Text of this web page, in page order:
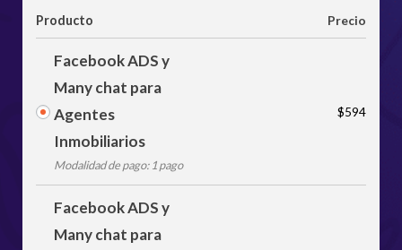
Producto Precio
Facebook ADS y
Many chat para
Agentes
Inmobiliarios
Modalidad de pago: 1 pago
$594
Facebook ADS y
Many chat para